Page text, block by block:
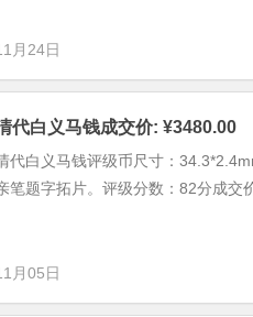
月24日
代白义马钱成交价: ¥3480.00
代白义马钱评级币尺寸：
笔题字拓片。评级分数：82分成交
月05日